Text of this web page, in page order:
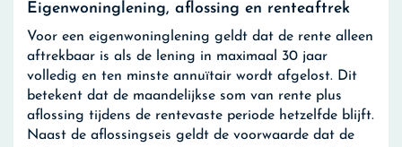
Eigenwoninglening, aflossing en renteaftrek
Voor een eigenwoninglening geldt dat de rente alleen
aftrekbaar is als de lening in maximaal 30 jaar
volledig en ten minste annuïtair wordt afgelost. Dit
betekent dat de maandelijkse som van rente plus
aflossing tijdens de rentevaste periode hetzelfde blijft.
Naast de aflossingseis geldt de voorwaarde dat de